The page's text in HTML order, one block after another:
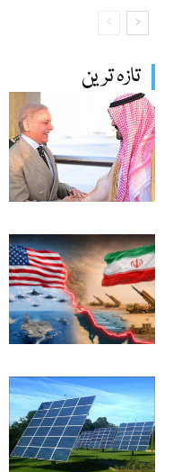
تازہ ترین